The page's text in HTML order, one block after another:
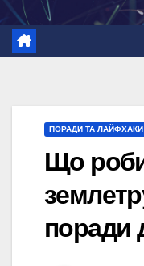
ПОРАДИ ТА ЛАЙФХАКИ
Що
поради